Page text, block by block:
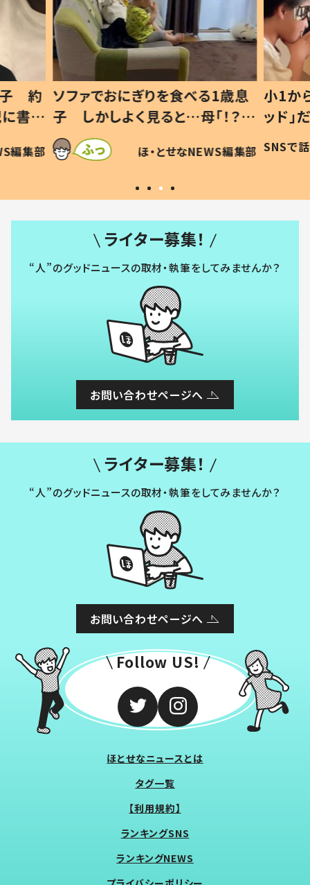
歳息
？」
編集部
小1から不登校、息子は「ギフテ
ッド」だった 父が“ウチ給食”を
作り続ける理由とは #令和の親
#令和の子
SNSで話題 ほ・とせなNEWS編集部
ひ孫
が、抱
「涙
い」
ライター募集！
“人”のグッドニュースの取材・執筆をしてみませんか？
お問い合わせページへ
ライター募集！
“人”のグッドニュースの取材・執筆をしてみませんか？
お問い合わせページへ
Follow US!
ほとせなニュースとは
タグ一覧
【利用規約】
ランキングSNS
ランキングNEWS